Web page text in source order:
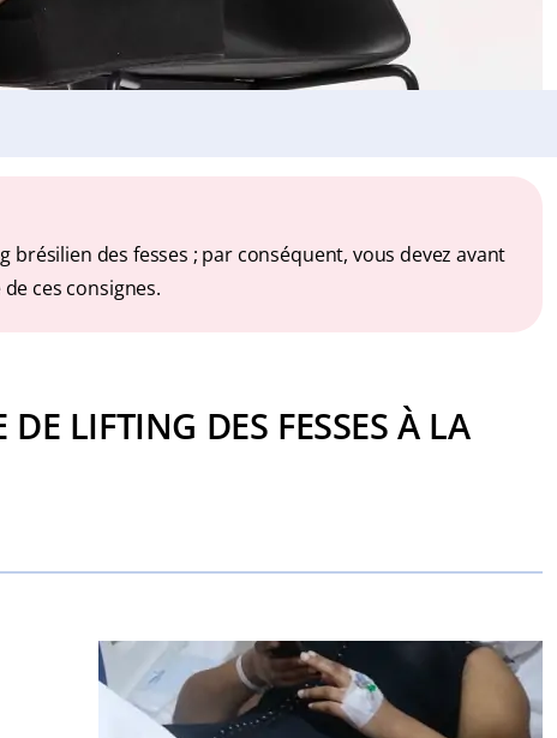
des fesses ; par conséquent, vous devez avant
ces consignes.
LIFTING DES FESSES À LA